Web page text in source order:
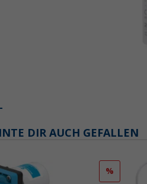
DIR AUCH GEFALLEN
%